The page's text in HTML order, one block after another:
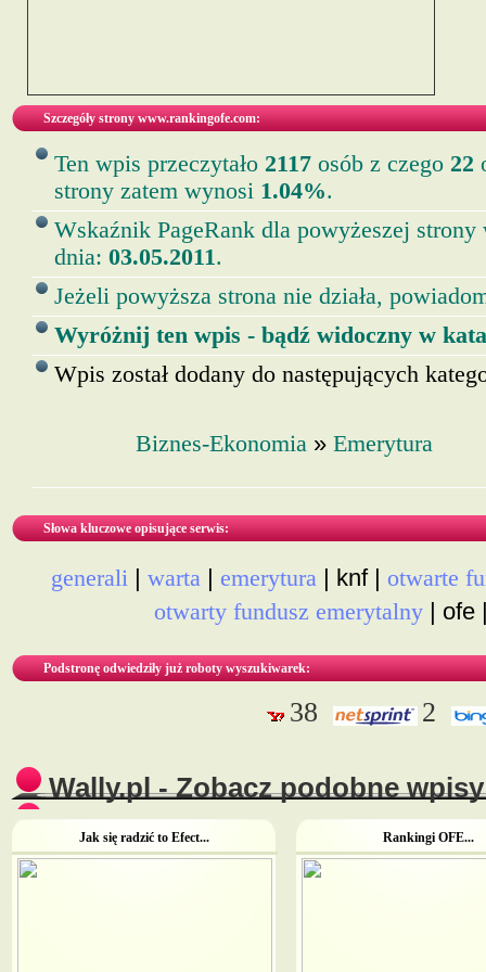
Szczegóły strony www.rankingofe.com:
Ten wpis przeczytało 2117 osób z czego 22
strony zatem wynosi 1.04%.
Wskaźnik PageRank dla powyżeszej strony
dnia: 03.05.2011.
Jeżeli powyższa strona nie działa,
Wyróżnij ten wpis - bądź widoczny w
Wpis został dodany do następujących
Biznes-Ekonomia » Emerytura
Słowa kluczowe opisujące serwis:
generali |warta | emerytura | knf | otwarte
otwarty fundusz emerytalny | ofe
Podstronę odwiedziły już roboty wyszukiwarek:
38 2
Wally.pl - Zobacz podobne
Jak się radzić to Efect... Rankingi OFE...